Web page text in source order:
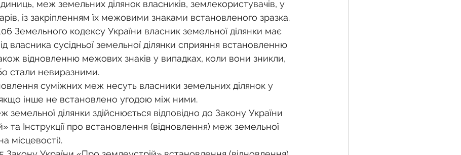
Земельні питання Військова служба
Суд Будівництво
земельних прав Юридичні питання у воєнний час
меж земельних ділянок власників, землекористувачів, у
із закріпленням їх межовими знаками встановленого зразка.
Земельного кодексу України власник земельної ділянки має
власника сусідньої земельної ділянки сприяння встановленню
відновленню межових знаків у випадках, коли вони зникли,
стали невиразними.
суміжних меж несуть власники земельних ділянок у
якщо інше не встановлено угодою між ними.
ділянки здійснюється відповідно до Закону України
та Інструкції про встановлення (відновлення) меж земельної
місцевості).